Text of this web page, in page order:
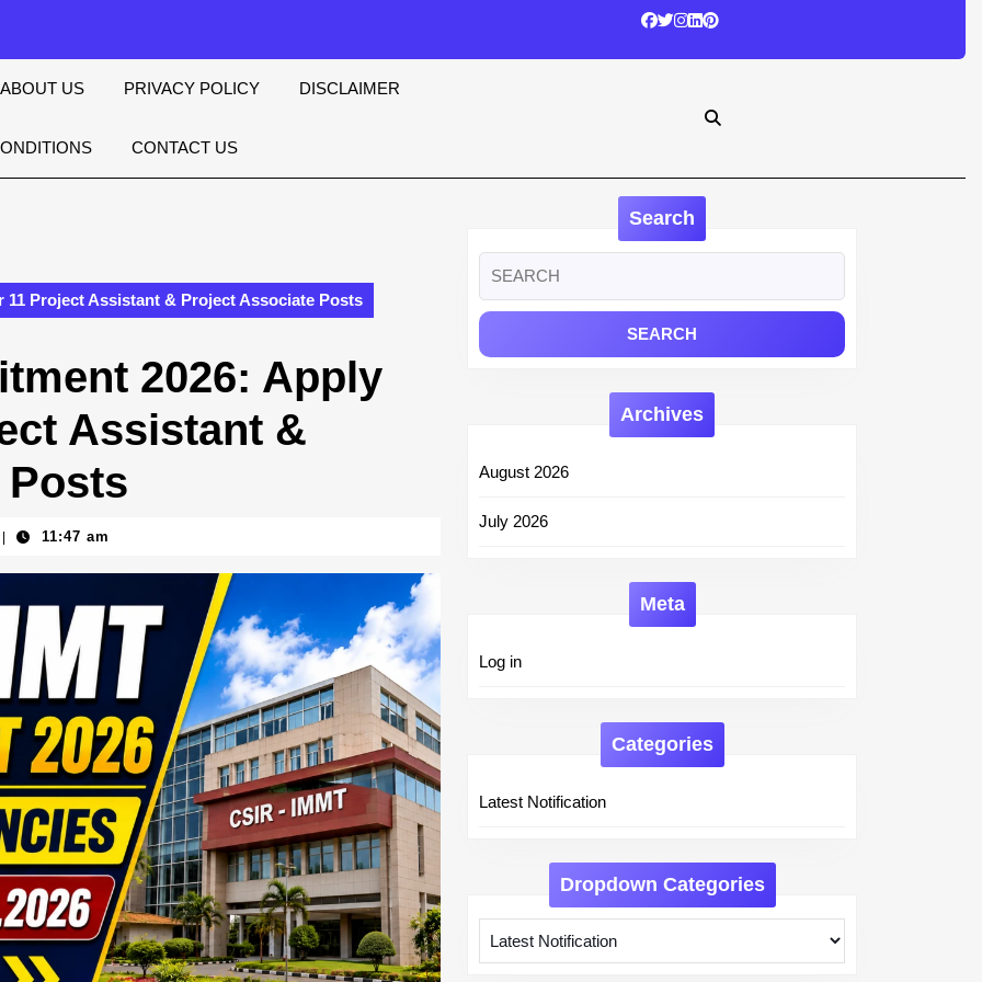
ABOUT US PRIVACY POLICY DISCLAIMER
CONTACT US
Project Assistant & Project Associate Posts
2026: Apply
Assistant &
11:47 am
Search
for:
Archives
August 2026
July 2026
Meta
Log in
Categories
Latest Notification
Dropdown Categories